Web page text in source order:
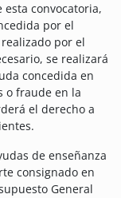
convocatoria,
por el
por el
se realizará
concedida en
o fraude en la
el derecho a
de enseñanza
consignado en
General